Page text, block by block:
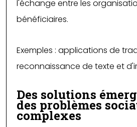
l'échange entre les
bénéficiaires.
Exemples : applications de
reconnaissance de texte et
Des solutions
des problèmes
complexes